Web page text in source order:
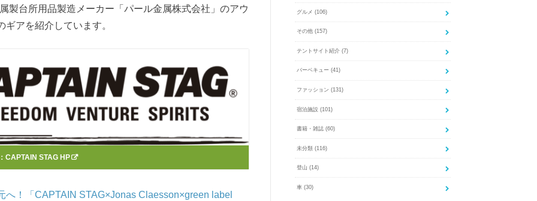
製台所用品製造メーカー「パール金属株式会社」のアウ
ギアを紹介しています。
CAPTAIN STAG HP
！「CAPTAIN STAG×Jonas Claesson×green label
グルメ (106)
その他 (157)
テントサイト紹介 (7)
バーベキュー (41)
ファッション (131)
宿泊施設 (101)
書籍・雑誌 (60)
未分類 (116)
登山 (14)
車 (30)